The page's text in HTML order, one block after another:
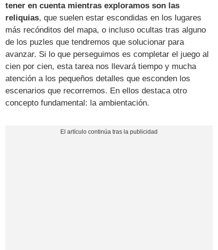
tener en cuenta mientras exploramos son las
reliquias, que suelen estar escondidas en los lugares
más recónditos del mapa, o incluso ocultas tras alguno
de los puzles que tendremos que solucionar para
avanzar. Si lo que perseguimos es completar el juego al
cien por cien, esta tarea nos llevará tiempo y mucha
atención a los pequeños detalles que esconden los
escenarios que recorremos. En ellos destaca otro
concepto fundamental: la ambientación.